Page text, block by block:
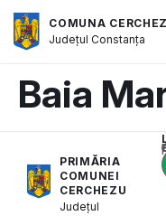
COMUNA
JudețulConstanța
Baia
PRIMĂRIA
COMUNEI
CERCHEZU
Județul
Acest